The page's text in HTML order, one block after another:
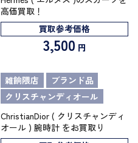
高価買取！
買取参考価格
3,500 円
雑餉隈店
ブランド品
クリスチャンディオール
ChristianDior ( クリスチャンディ
オール ) 腕時計 をお買取り